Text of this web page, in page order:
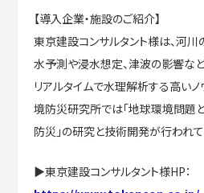
【導入企業・施設のご紹介】
東京建設コンサルタント様は、河
水予測や浸水想定、津波の影響な
リアルタイムで水理解析する高い
境防災研究所では「地球環境問題
防災」の研究と技術開発が行われて
▶東京建設コンサルタント様HP：